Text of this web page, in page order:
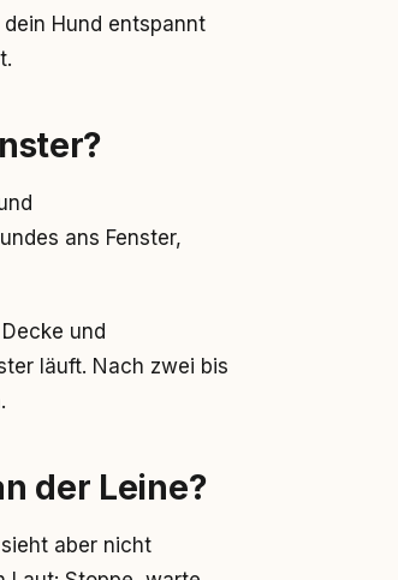
Hund entspannt
ans Fenster,
und
läuft. Nach zwei bis
der Leine?
aber nicht